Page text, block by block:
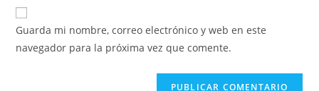
Guarda mi nombre, correo electrónico y web en este
navegador para la próxima vez que comente.